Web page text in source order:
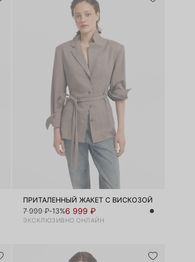
ПРИТАЛЕННЫЙ ЖАКЕТ С ВИСКОЗОЙ
7 999 ₽-13%6 999 ₽
ЭКСКЛЮЗИВНО ОНЛАЙН